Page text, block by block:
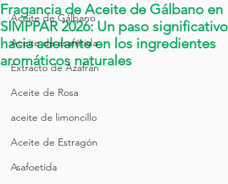
Aceite de Gálbano
Aceite de asafétida
Extracto de Azafrán
Aceite de Rosa
aceite de limoncillo
Aceite de Estragón
Asafoetida
Fragancia de Aceite de Gálbano en
SIMPPAR 2026: Un paso significativo
hacia adelante en los ingredientes
aromáticos naturales